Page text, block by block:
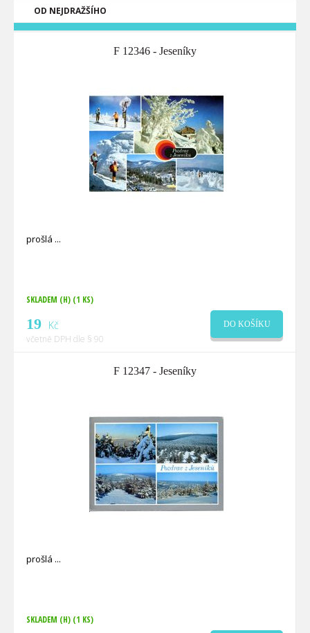
OD NEJDRAŽŠÍHO
F 12346 - Jeseníky
prošlá
SKLADEM (H) (1 KS)
19 Kč
včetně DPH dle § 90
DO KOŠÍKU
F 12347 - Jeseníky
prošlá
SKLADEM (H) (1 KS)